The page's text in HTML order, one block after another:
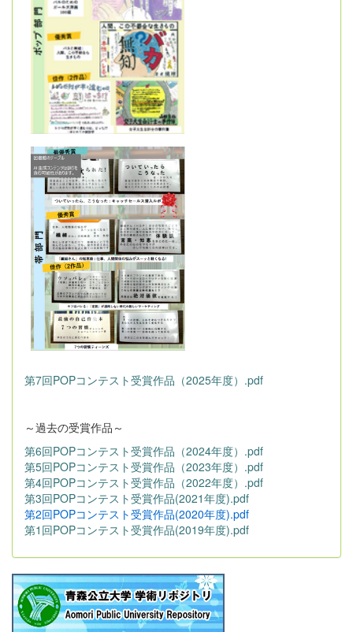
第7回POPコンテスト受賞作品（2025年度）.pdf
～過去の受賞作品～
第6回POPコンテスト受賞作品（2024年度）.pdf
第5回POPコンテスト受賞作品（2023年度）.pdf
第4回POPコンテスト受賞作品（2022年度）.pdf
第3回POPコンテスト受賞作品(2021年度).pdf
第2回POPコンテスト受賞作品(2020年度).pdf
第1回POPコンテスト受賞作品(2019年度).pdf